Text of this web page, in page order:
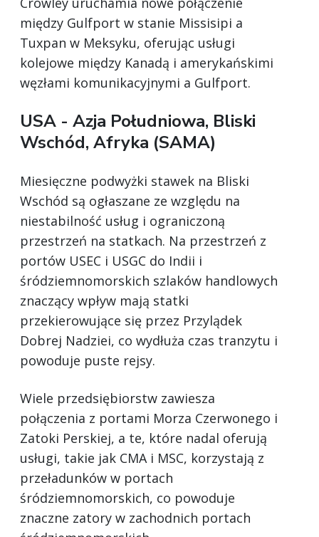
między Gulfport w stanie Missisipi a
Tuxpan w Meksyku, oferując usługi
kolejowe między Kanadą i amerykańskimi
węzłami komunikacyjnymi a Gulfport.
USA - Azja Południowa, Bliski
Wschód, Afryka (SAMA)
Miesięczne podwyżki stawek na Bliski
Wschód są ogłaszane ze względu na
niestabilność usług i ograniczoną
przestrzeń na statkach. Na przestrzeń z
portów USEC i USGC do Indii i
śródziemnomorskich szlaków handlowych
znaczący wpływ mają statki
przekierowujące się przez Przylądek
Dobrej Nadziei, co wydłuża czas tranzytu i
powoduje puste rejsy.
Wiele przedsiębiorstw zawiesza
połączenia z portami Morza Czerwonego i
Zatoki Perskiej, a te, które nadal oferują
usługi, takie jak CMA i MSC, korzystają z
przeładunków w portach
śródziemnomorskich, co powoduje
znaczne zatory w zachodnich portach